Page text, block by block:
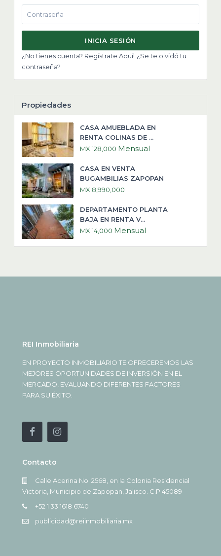
INICIA SESIÓN
¿No tienes cuenta? Regístrate Aquí! ¿Se te olvidó tu
contraseña?
Propiedades
CASA AMUEBLADA EN
RENTA COLINAS DE ...
MX 128,000 Mensual
CASA EN VENTA
BUGAMBILIAS ZAPOPAN
MX 8,990,000
DEPARTAMENTO PLANTA
BAJA EN RENTA V...
MX 14,000 Mensual
REI Inmobiliaria
EN PROYECTO INMOBILIARIO TE OFRECEREMOS LAS
MEJORES OPORTUNIDADES DE INVERSIÓN EN EL
MERCADO, EVALUANDO DIFERENTES FACTORES
PARA SU ÉXITO.
Contacto
Calle Acerina No. 2568, en la Colonia Residencial
Victoria, Municipio de Zapopan, Jalisco. C.P 45089
+52 1 33 1618 6740
publicidad@reiinmobiliaria.mx